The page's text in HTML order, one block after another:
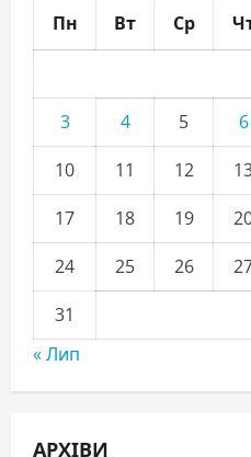
Пн Вт Ср
3
4 5 6
10
11 12
17
18 19
24
25 26
31
« Лип
АРХІВИ